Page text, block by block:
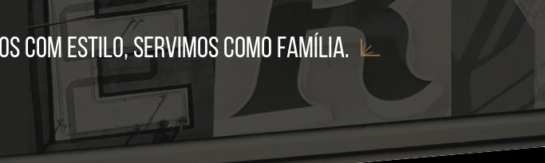
com estilo, servimos como família.